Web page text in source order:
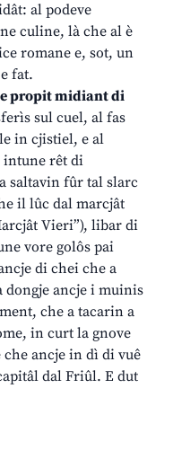
al podeve
culine, là che al è
romane e, sot, un
fat.
propit midiant di
sul cuel, al fas
in cjistiel, e al
intune rêt di
saltavin fûr tal slarc
il lûc dal marcjât
Vieri”), libar di
vore golôs pai
di chei che a
ancje i muinis
che a tacarin a
in curt la gnove
che ancje in dì di vuê
dal Friûl. E dut